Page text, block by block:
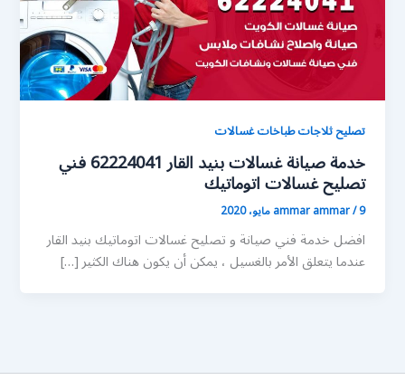
تصليح ثلاجات طباخات غسالات
خدمة صيانة غسالات بنيد القار 62224041 فني
تصليح غسالات اتوماتيك
ammar ammar/9 مايو، 2020
افضل خدمة فني صيانة و تصليح غسالات اتوماتيك بنيد القار
عندما يتعلق الأمر بالغسيل ، يمكن أن يكون هناك الكثير […]